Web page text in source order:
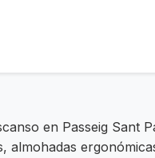
en Passeig Sant